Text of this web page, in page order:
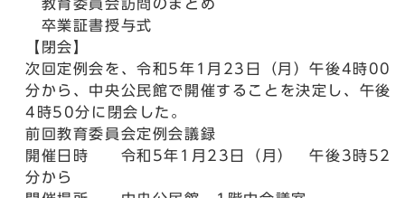
教育委員会訪問のまとめ
卒業証書授与式
【閉会】
次回定例会を、令和5年1月23日（月）午後4時00
分から、中央公民館で開催することを決定し、午後
4時50分に閉会した。
前回教育委員会定例会議録
開催日時 令和5年1月23日（月） 午後3時52
分から